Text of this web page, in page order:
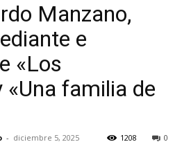
Manzano,
e
«Los
«Una familia de
- diciembre 5, 2025 0
1208